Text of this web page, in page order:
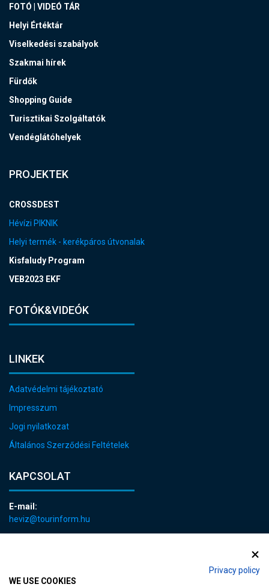
Privacy policy
WE USE COOKIES
FOTÓ | VIDEÓ TÁR
Helyi Értéktár
Viselkedési szabályok
Szakmai hírek
Fürdők
Shopping Guide
Turisztikai Szolgáltatók
Vendéglátóhelyek
PROJEKTEK
CROSSDEST
Hévízi PIKNIK
Helyi termék - kerékpáros útvonalak
Kisfaludy Program
VEB2023 EKF
FOTÓK&VIDEÓK
LINKEK
Adatvédelmi tájékoztató
Impresszum
Jogi nyilatkozat
Általános Szerződési Feltételek
KAPCSOLAT
E-mail:
heviz@tourinform.hu